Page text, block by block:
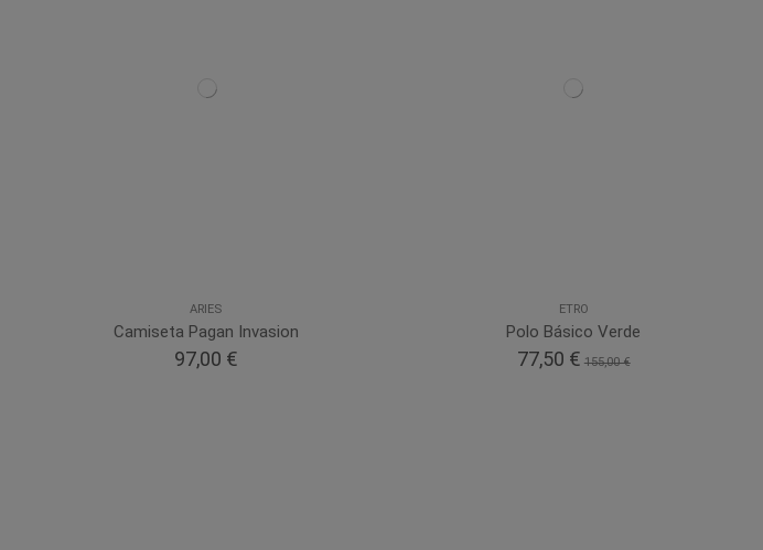
ARIES
Camiseta Pagan Invasion
97,00 €
ETRO
Polo Básico Verde
77,50 € 155,00 €